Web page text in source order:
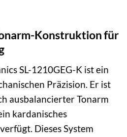
Konstruktion für
SL-1210GEG-K ist ein
Präzision. Er ist
ausbalancierter Tonarm
kardanisches
Dieses System